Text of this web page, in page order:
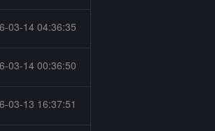
03-14 04:36:35
03-14 00:36:50
03-13 16:37:51